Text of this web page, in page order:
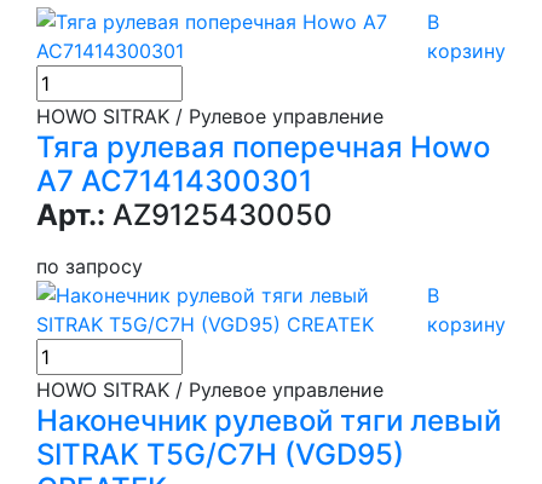
В
корзину
HOWO SITRAK / Рулевое управление
Тяга рулевая поперечная Howo
A7 AC71414300301
Арт.: AZ9125430050
по запросу
В
корзину
HOWO SITRAK / Рулевое управление
Наконечник рулевой тяги левый
SITRAK T5G/C7H (VGD95)